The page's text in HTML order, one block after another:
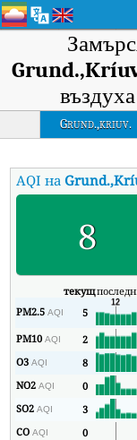
Grund.,kriuv.
AQI на
8
текущ
PM2.5AQI 5
PM10AQI 2
O3AQI 8
NO2AQI 0
SO2AQI 3
COAQI 0